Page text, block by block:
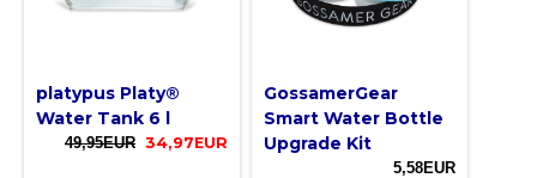
platypus Platy®
Water Tank 6 l
49,95EUR 34,97EUR
GossamerGear
Smart Water Bottle
Upgrade Kit
5,58EUR